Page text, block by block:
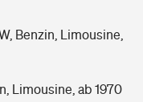
Benzin, Limousine,
Limousine, ab 1970